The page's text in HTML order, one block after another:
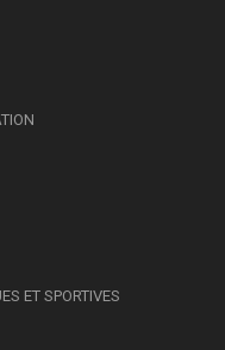
ET SPORTIVES